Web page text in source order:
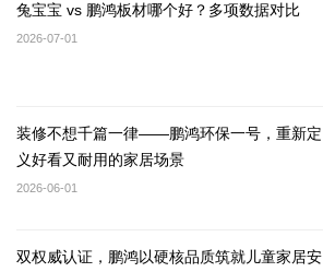
兔宝宝 vs 鹏鸿板材哪个好？多项数据对比
2026-07-01
装修不想千篇一律——鹏鸿环保一号，重新定
义好看又耐用的家居场景
2026-06-01
双权威认证，鹏鸿以硬核品质筑就儿童家居安